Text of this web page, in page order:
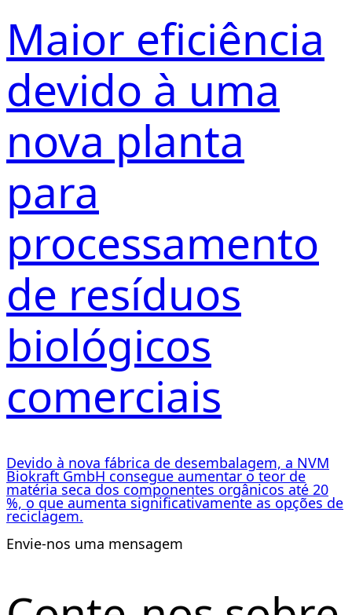
Maior eficiência
devido à uma
nova planta
para
processamento
de resíduos
biológicos
comerciais
Devido à nova fábrica de desembalagem, a NVM
Biokraft GmbH consegue aumentar o teor de
matéria seca dos componentes orgânicos até 20
%, o que aumenta significativamente as opções de
reciclagem.
Envie-nos uma mensagem